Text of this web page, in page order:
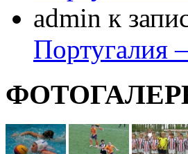
admin к
Португалия